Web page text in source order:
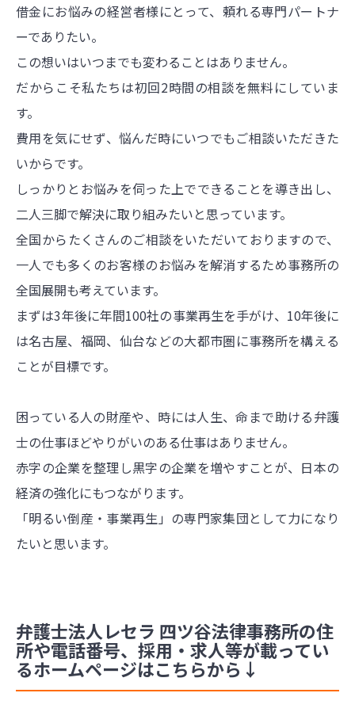
借金にお悩みの経営者様にとって、頼れる専門パートナ
ーでありたい。
この想いはいつまでも変わることはありません。
だからこそ私たちは初回2時間の相談を無料にしていま
す。
費用を気にせず、悩んだ時にいつでもご相談いただきた
いからです。
しっかりとお悩みを伺った上でできることを導き出し、
二人三脚で解決に取り組みたいと思っています。
全国からたくさんのご相談をいただいておりますので、
一人でも多くのお客様のお悩みを解消するため事務所の
全国展開も考えています。
まずは3年後に年間100社の事業再生を手がけ、10年後に
は名古屋、福岡、仙台などの大都市圏に事務所を構える
ことが目標です。
困っている人の財産や、時には人生、命まで助ける弁護
士の仕事ほどやりがいのある仕事はありません。
赤字の企業を整理し黒字の企業を増やすことが、日本の
経済の強化にもつながります。
「明るい倒産・事業再生」の専門家集団として力になり
たいと思います。
弁護士法人レセラ 四ツ谷法律事務所の住
所や電話番号、採用・求人等が載ってい
るホームページはこちらから↓